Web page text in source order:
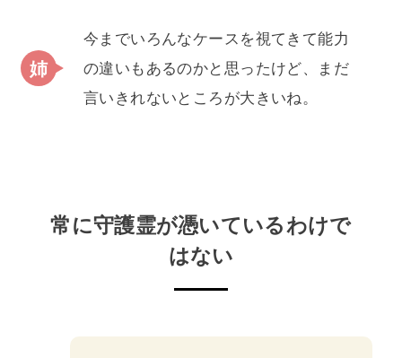
今までいろんなケースを視てきて能力
の違いもあるのかと思ったけど、まだ
言いきれないところが大きいね。
常に守護霊が憑いているわけで
はない